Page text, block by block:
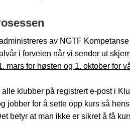
av NGTF
i forveien når vi sender ut
mars for høsten og 1. oktober for
klubber på registrert e-post i
jobber for å sette opp kurs så
betyr at man ikke er sikret å få